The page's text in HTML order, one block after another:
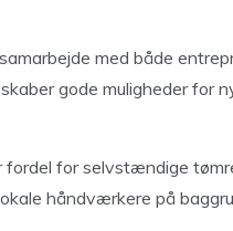
med både
gode muligheder for
for selvstændige
håndværkere på